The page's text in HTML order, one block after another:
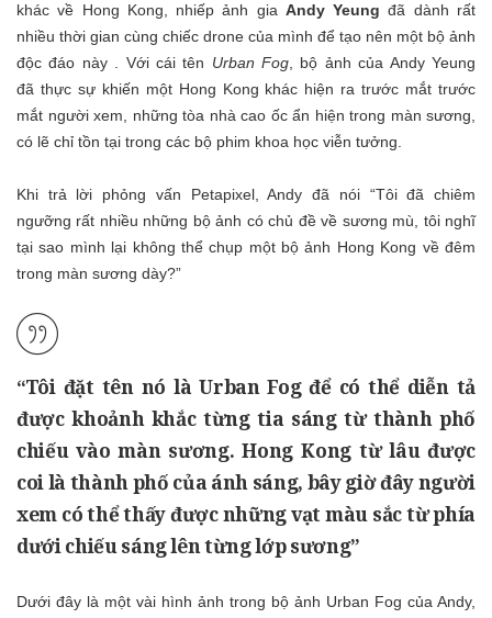
khác về Hong Kong, nhiếp ảnh gia Andy Yeung đã dành rất
nhiều thời gian cùng chiếc drone của mình để tạo nên một bộ ảnh
độc đáo này . Với cái tên Urban Fog, bộ ảnh của Andy Yeung
đã thực sự khiến một Hong Kong khác hiện ra trước mắt trước
mắt người xem, những tòa nhà cao ốc ẩn hiện trong màn sương,
có lẽ chỉ tồn tại trong các bộ phim khoa học viễn tưởng.
Khi trả lời phỏng vấn Petapixel, Andy đã nói “Tôi đã chiêm
ngưỡng rất nhiều những bộ ảnh có chủ đề về sương mù, tôi nghĩ
tại sao mình lại không thể chụp một bộ ảnh Hong Kong về đêm
trong màn sương dày?”
“Tôi đặt tên nó là Urban Fog để có thể diễn tả
được khoảnh khắc từng tia sáng từ thành phố
chiếu vào màn sương. Hong Kong từ lâu được
coi là thành phố của ánh sáng, bây giờ đây người
xem có thể thấy được những vạt màu sắc từ phía
dưới chiếu sáng lên từng lớp sương”
Dưới đây là một vài hình ảnh trong bộ ảnh Urban Fog của Andy,